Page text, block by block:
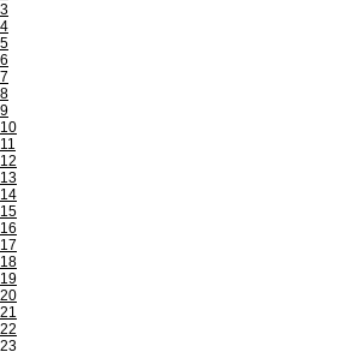
3
4
5
6
7
8
9
10
11
12
13
14
15
16
17
18
19
20
21
22
23